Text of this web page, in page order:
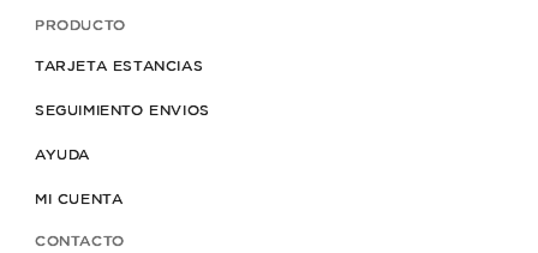
PRODUCTO
TARJETA ESTANCIAS
SEGUIMIENTO ENVIOS
AYUDA
MI CUENTA
CONTACTO